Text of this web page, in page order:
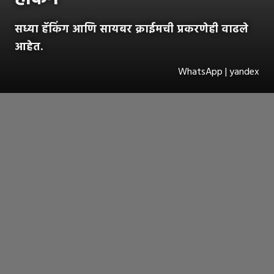
सध्या हॅकिंग आणि सायबर क्राईमची प्रकरणेही वाढले
आहेत.
WhatsApp | yandex